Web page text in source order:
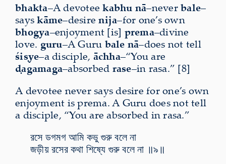
bhakta–A devoteekabhu nā–neverbale–
sayskāme–desirenija–for one’s own
bhogya–enjoyment [is] prema–divine
love. guru–A Guru bale nā–does not tell
śiṣye–a disciple, āchha–“You are
ḍagamaga–absorbed rase–in rasa.” [8]
A devotee never says desire for one’s own
enjoyment is prema. A Guru does not tell
a disciple, “You are absorbed in rasa.”
রসে ডগমগ আমি কভু গুরু বলে না
জড়ীয় রসের কথা শিষ্যে গুরু বলে না ॥৯॥